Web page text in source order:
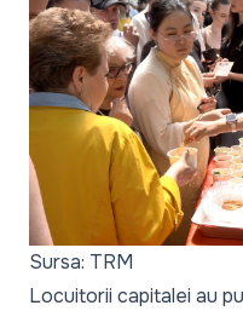
Sursa: TRM
Locuitorii capitalei au